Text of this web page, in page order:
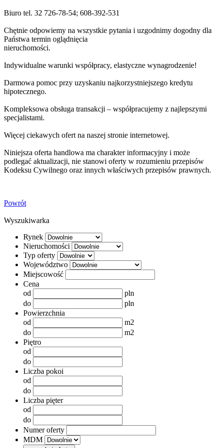
Biuro tel. 32 726-78-54; 608-392-531
Chętnie odpowiemy na wszystkie pytania i uzgodnimy dogodny dla
Państwa termin oglądnięcia
nieruchomości.
Indywidualne warunki współpracy, elastyczne wynagrodzenie!
Darmowa pomoc przy uzyskaniu najkorzystniejszego kredytu
hipotecznego.
Kompleksowa obsługa transakcji – współpracujemy z najlepszymi
specjalistami.
Więcej ciekawych ofert na naszej stronie internetowej.
Niniejsza oferta handlowa ma charakter informacyjny i może
podlegać aktualizacji, nie stanowi oferty w rozumieniu przepisów
Kodeksu Cywilnego oraz innych właściwych przepisów prawnych.
Powrót
Wyszukiwarka
Rynek
Nieruchomości
Typ oferty
Województwo
Miejscowość
Cena
od
pln
do
pln
Powierzchnia
od
m2
do
m2
Piętro
od
do
Liczba pokoi
od
do
Liczba pięter
od
do
Numer oferty
MDM